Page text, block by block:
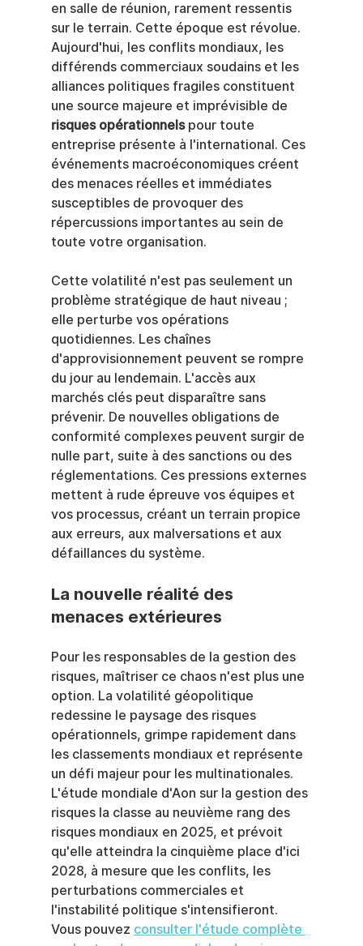
en salle de réunion, rarement ressentis
sur le terrain. Cette époque est révolue.
Aujourd'hui, les conflits mondiaux, les
différends commerciaux soudains et les
alliances politiques fragiles constituent
une source majeure et imprévisible de
risques opérationnels pour toute
entreprise présente à l'international. Ces
événements macroéconomiques créent
des menaces réelles et immédiates
susceptibles de provoquer des
répercussions importantes au sein de
toute votre organisation.
Cette volatilité n'est pas seulement un
problème stratégique de haut niveau ;
elle perturbe vos opérations
quotidiennes. Les chaînes
d'approvisionnement peuvent se rompre
du jour au lendemain. L'accès aux
marchés clés peut disparaître sans
prévenir. De nouvelles obligations de
conformité complexes peuvent surgir de
nulle part, suite à des sanctions ou des
réglementations. Ces pressions externes
mettent à rude épreuve vos équipes et
vos processus, créant un terrain propice
aux erreurs, aux malversations et aux
défaillances du système.
La nouvelle réalité des
menaces extérieures
Pour les responsables de la gestion des
risques, maîtriser ce chaos n'est plus une
option. La volatilité géopolitique
redessine le paysage des risques
opérationnels, grimpe rapidement dans
les classements mondiaux et représente
un défi majeur pour les multinationales.
L'étude mondiale d'Aon sur la gestion des
risques la classe au neuvième rang des
risques mondiaux en 2025, et prévoit
qu'elle atteindra la cinquième place d'ici
2028, à mesure que les conflits, les
perturbations commerciales et
l'instabilité politique s'intensifieront.
Vous pouvez consulter l'étude complète